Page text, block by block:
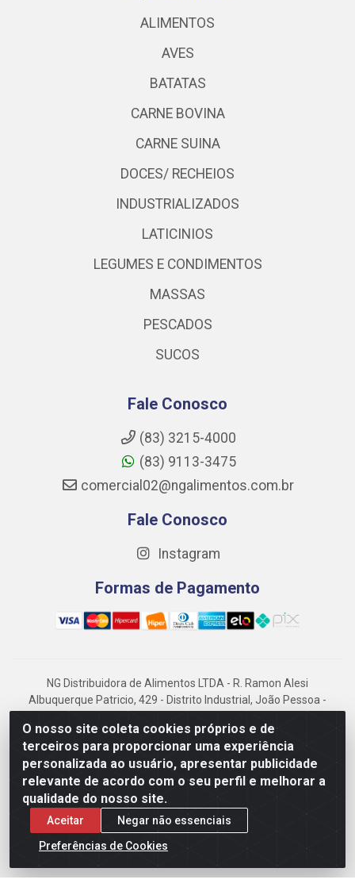
O nosso site coleta cookies próprios e de
terceiros para proporcionar uma experiência
personalizada ao usuário, apresentar publicidade
relevante de acordo com o seu perfil e melhorar a
qualidade do nosso site.
Aceitar
Negar não essenciais
Preferências de Cookies
ALIMENTOS
AVES
BATATAS
CARNE BOVINA
CARNE SUINA
DOCES/ RECHEIOS
INDUSTRIALIZADOS
LATICINIOS
LEGUMES E CONDIMENTOS
MASSAS
PESCADOS
SUCOS
Fale Conosco
(83) 3215-4000
(83) 9113-3475
comercial02@ngalimentos.com.br
Fale Conosco
Instagram
Formas de Pagamento
NG Distribuidora de Alimentos LTDA - R. Ramon Alesi
Albuquerque Patricio, 429 - Distrito Industrial, João Pessoa -
NG Alimentos, há mais de 14 anos no mercado paraibano, é
referência em frigorificados, destacando-se pela logística
eficiente e excelência.